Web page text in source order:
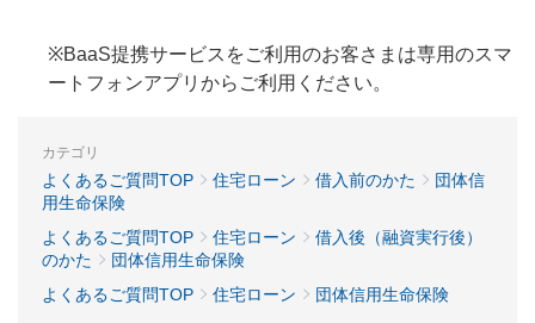
※BaaS提携サービスをご利用のお客さまは専用のスマ
ートフォンアプリからご利用ください。
カテゴリ
よくあるご質問TOP 住宅ローン 借入前のかた
団体信
用生命保険
よくあるご質問TOP
住宅ローン
借入後（融資実行後）
のかた
団体信用生命保険
よくあるご質問TOP
住宅ローン 団体信用生命保険